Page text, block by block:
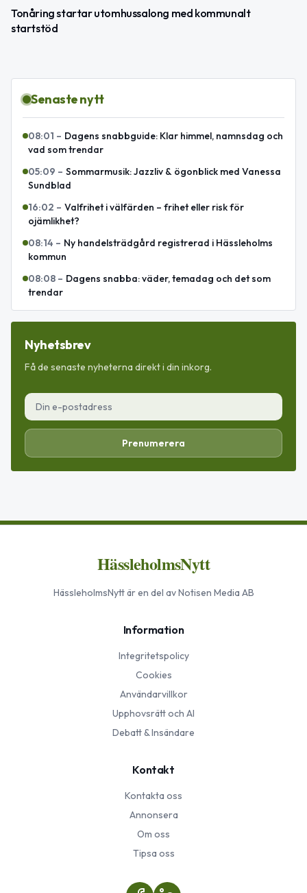
Tonåring startar utomhussalong med kommunalt
startstöd
Senaste nytt
08:01 – Dagens snabbguide: Klar himmel, namnsdag och
vad som trendar
05:09 – Sommarmusik: Jazzliv & ögonblick med Vanessa
Sundblad
16:02 – Valfrihet i välfärden – frihet eller risk för
ojämlikhet?
08:14 – Ny handelsträdgård registrerad i Hässleholms
kommun
08:08 – Dagens snabba: väder, temadag och det som
trendar
Nyhetsbrev
Få de senaste nyheterna direkt i din inkorg.
Prenumerera
HässleholmsNytt
HässleholmsNyttär en del av Notisen Media AB
Information
Integritetspolicy
Cookies
Användarvillkor
Upphovsrätt och AI
Debatt & Insändare
Kontakt
Kontakta oss
Annonsera
Om oss
Tipsa oss